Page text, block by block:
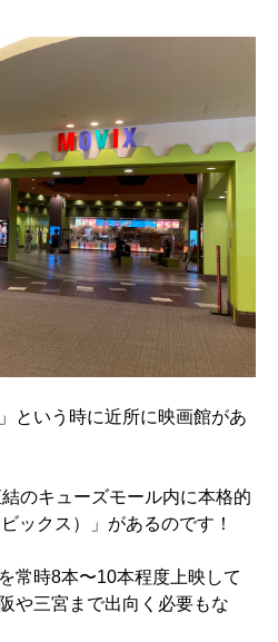
という時に近所に映画館があ
のキューズモール内に本格的
ックス）」があるのです！
常時8本〜10本程度上映して
や三宮まで出向く必要もな